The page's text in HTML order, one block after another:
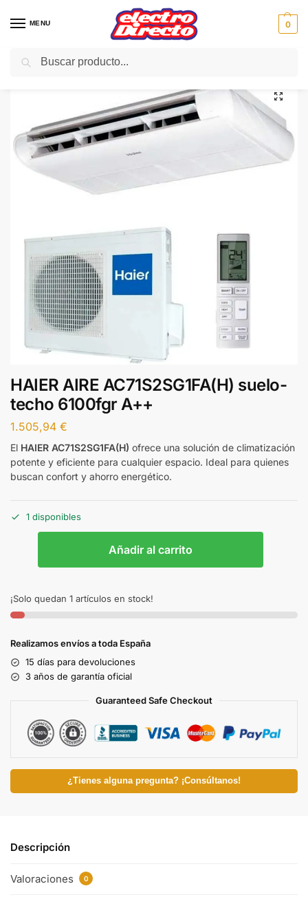
MENU 0
Inicio Climatización / Aire Acondicionado
HAIER AIRE AC71S2SG1FA(H) suelo-
techo 6100fgr A++
1.505,94 €
El HAIER AC71S2SG1FA(H) ofrece una solución de climatización
potente y eficiente para cualquier espacio. Ideal para quienes
buscan confort y ahorro energético.
1 disponibles
Añadir al carrito
¡Solo quedan 1 artículos en stock!
Realizamos envíos a toda España
15 días para devoluciones
3 años de garantía oficial
Guaranteed Safe Checkout
¿Tienes alguna pregunta? ¡Consúltanos!
Descripción
Valoraciones 0